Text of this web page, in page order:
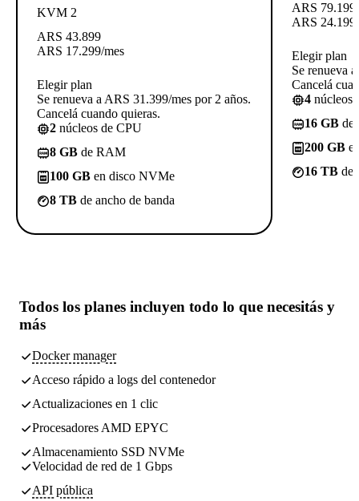
KVM 2
ARS 43.899
ARS 17.299/mes
Elegir plan
Se renueva a ARS 31.399/mes por 2 años.
Cancelá cuando quieras.
2 núcleos de CPU
8 GB de RAM
100 GB en disco NVMe
8 TB de ancho de banda
ARS 79.199
ARS 24.199
Elegir plan
Se renueva
Cancelá
4 núcleos
16 GB de
200 GB
16 TB de
Todos los planes incluyen todo lo que necesitás y
más
Docker manager
Acceso rápido a logs del contenedor
Actualizaciones en 1 clic
Procesadores AMD EPYC
Almacenamiento SSD NVMe
Velocidad de red de 1 Gbps
API pública